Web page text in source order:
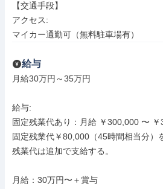
【交通手段】
アクセス:
マイカー通勤可（無料駐車場有）
給与
月給30万円～35万円
給与:
固定残業代あり：月給 ￥300,000 〜
固定残業代￥80,000（45時間相当分）
残業代は追加で支給する。
月給：30万円〜＋賞与